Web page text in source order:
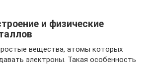
и физические
вещества, атомы которых
электроны. Такая особенность